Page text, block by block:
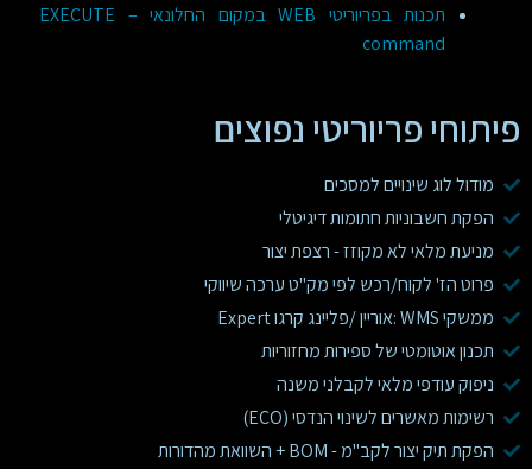
תכנות בפריוריטי WEB במקום החלונאי – EXECUTE
command
פיתוחי פריוריטי נפוצים
מודול לוג שינויים למסכים
הפקת חשבוניות חתומות דיגיטלי
מניעת מלאי לא מקוזז - רצפת יצור
פרוט הז' לקוח/רכש לפי מק"ט ערכה שיווקי
ממשקי WMS :אוריין /פליינג קרגו Expert
תכנון אוטומטי של ספירות מחזוריות
ניפוק עודפי מלאי לקבלני משנה
רשימות מאשרים לשינוי הנדסי (ECO)
הפקת תיק יצור לקב"מ - BOM + השוואת מהדורות